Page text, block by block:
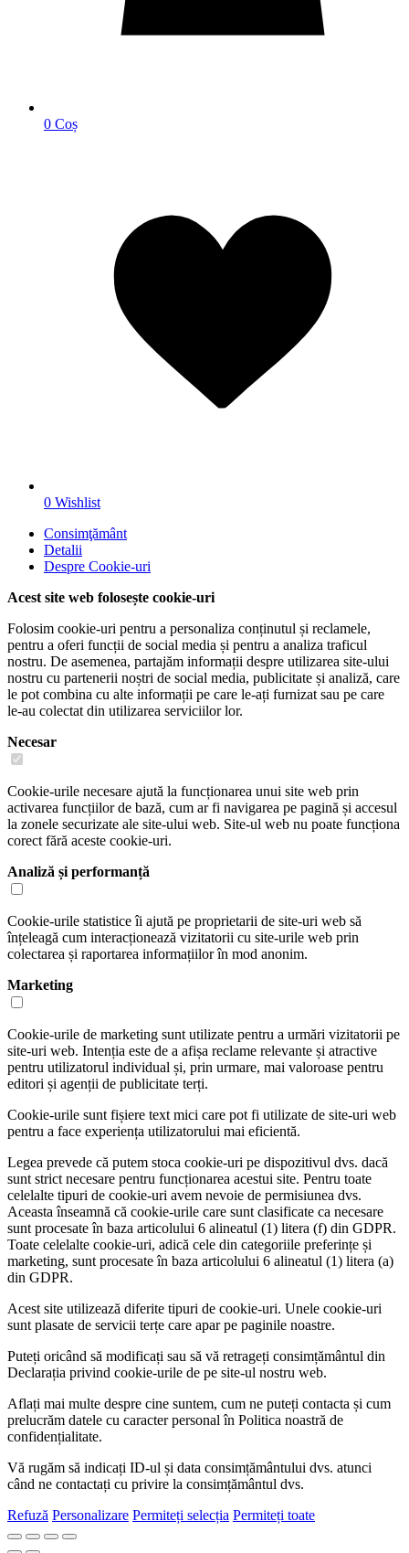
0 Coș
0 Wishlist
Consimţământ
Detalii
Despre Cookie-uri
Acest site web folosește cookie-uri
Folosim cookie-uri pentru a personaliza conținutul și reclamele,
pentru a oferi funcții de social media și pentru a analiza traficul
nostru. De asemenea, partajăm informații despre utilizarea site-ului
nostru cu partenerii noștri de social media, publicitate și analiză, care
le pot combina cu alte informații pe care le-ați furnizat sau pe care
le-au colectat din utilizarea serviciilor lor.
Necesar
Cookie-urile necesare ajută la funcționarea unui site web prin
activarea funcțiilor de bază, cum ar fi navigarea pe pagină și accesul
la zonele securizate ale site-ului web. Site-ul web nu poate funcționa
corect fără aceste cookie-uri.
Analiză și performanță
Cookie-urile statistice îi ajută pe proprietarii de site-uri web să
înțeleagă cum interacționează vizitatorii cu site-urile web prin
colectarea și raportarea informațiilor în mod anonim.
Marketing
Cookie-urile de marketing sunt utilizate pentru a urmări vizitatorii pe
site-uri web. Intenția este de a afișa reclame relevante și atractive
pentru utilizatorul individual și, prin urmare, mai valoroase pentru
editori și agenții de publicitate terți.
Cookie-urile sunt fișiere text mici care pot fi utilizate de site-uri web
pentru a face experiența utilizatorului mai eficientă.
Legea prevede că putem stoca cookie-uri pe dispozitivul dvs. dacă
sunt strict necesare pentru funcționarea acestui site. Pentru toate
celelalte tipuri de cookie-uri avem nevoie de permisiunea dvs.
Aceasta înseamnă că cookie-urile care sunt clasificate ca necesare
sunt procesate în baza articolului 6 alineatul (1) litera (f) din GDPR.
Toate celelalte cookie-uri, adică cele din categoriile preferințe și
marketing, sunt procesate în baza articolului 6 alineatul (1) litera (a)
din GDPR.
Acest site utilizează diferite tipuri de cookie-uri. Unele cookie-uri
sunt plasate de servicii terțe care apar pe paginile noastre.
Puteți oricând să modificați sau să vă retrageți consimțământul din
Declarația privind cookie-urile de pe site-ul nostru web.
Aflați mai multe despre cine suntem, cum ne puteți contacta și cum
prelucrăm datele cu caracter personal în Politica noastră de
confidențialitate.
Vă rugăm să indicați ID-ul și data consimțământului dvs. atunci
când ne contactați cu privire la consimțământul dvs.
Refuză Personalizare Permiteți selecția Permiteți toate